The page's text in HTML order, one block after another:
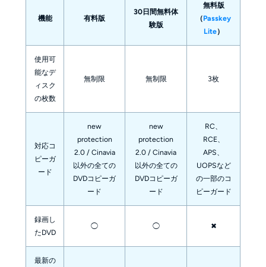
機能 有料版
30日間無料体
験版
無料版
（Passkey
Lite）
使用可
能なデ
ィスク
の枚数
無制限 無制限 3枚
対応コ
ピーガ
ード
new
protection
2.0 / Cinavia
以外の全ての
DVDコピーガ
ード
new
protection
2.0 / Cinavia
以外の全ての
DVDコピーガ
ード
RC、
RCE、
APS、
UOPSなど
の一部のコ
ピーガード
録画し
たDVD
◯ ◯ ✖
最新の